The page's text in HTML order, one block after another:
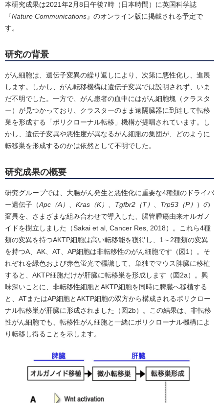
本研究成果は2021年2月8日午後7時（日本時間）に英国科学誌
『Nature Communications』のオンライン版に掲載される予定で
す。
研究の背景
がん細胞は、遺伝子変異の繰り返しにより、次第に悪性化し、進展
します。しかし、がん転移機構は遺伝子変異では説明されず、いま
だ不明でした。一方で、がん患者の血中にはがん細胞塊（クラスタ
ー）が見つかっており、クラスターのまま遠隔臓器に到達して転移
巣を形成する「ポリクローナル転移」機構が提唱されています。し
かし、遺伝子変異や悪性度が異なるがん細胞の集団が、どのように
転移巣を形成するのかは依然として不明でした。
研究成果の概要
研究グループでは、大腸がん発生と悪性化に重要な4種類のドライバ
ー遺伝子（Apc（A） Kras（K） Tgfbr2（T） Trp53（P）
）の
変異を、さまざまな組み合わせで導入した、腸管腫瘍由来オルガノ
イドを樹立しました（Sakai et al, Cancer Res, 2018）。これら4種
類の変異を持つAKTP細胞は高い転移能を獲得し、1～2種類の変異
を持つA、AK、AT、AP細胞は非転移性のがん細胞です（図1）。そ
れぞれを緑色および赤色蛍光で標識して、単独でマウス脾臓に移植
すると、AKTP細胞だけが肝臓に転移巣を形成します（図2a）。興
味深いことに、非転移性細胞とAKTP細胞を同時に脾臓へ移植する
と、ATまたはAP細胞とAKTP細胞の双方から構成されるポリクロー
ナル転移巣が肝臓に形成されました（図2b）。この結果は、非転移
性がん細胞でも、転移性がん細胞と一緒にポリクローナル機構によ
り転移し得ることを示します。